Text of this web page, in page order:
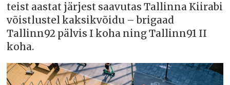
teist aastat järjest saavutas Tallinna Kiirabi
võistlustel kaksikvõidu – brigaad
Tallinn92 pälvis I koha ning Tallinn91 II
koha.